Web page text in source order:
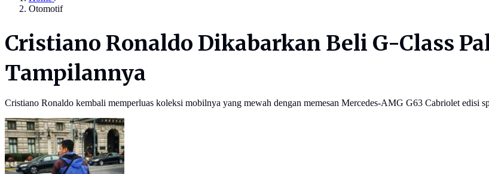
Otomotif
Cristiano Ronaldo Dikabarkan Beli G-Class
Tampilannya
Cristiano Ronaldo kembali memperluas koleksi mobilnya yang mewah dengan memesan Mercedes-AMG G63 Cabriolet edisi